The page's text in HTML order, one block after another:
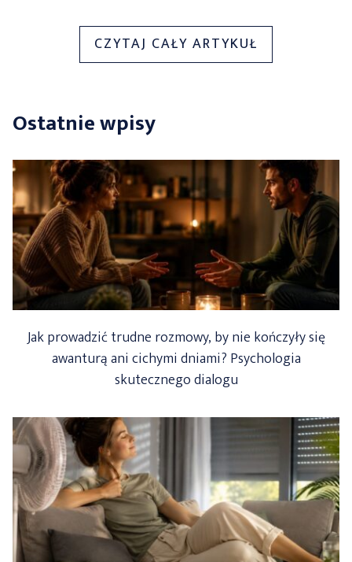
CZYTAJ CAŁY ARTYKUŁ
W
POZNAJ
OPINIE
STYLISTÓW”
Ostatnie wpisy
Jak prowadzić trudne rozmowy, by nie kończyły się
awanturą ani cichymi dniami? Psychologia
skutecznego dialogu